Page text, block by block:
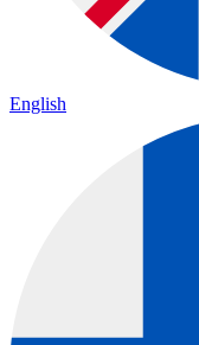
English